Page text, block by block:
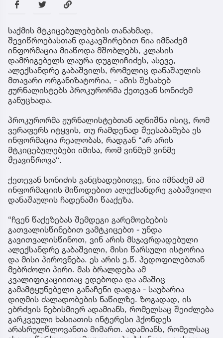
საქმის მტკიცებულებების თანახმად,
შევიწროებასთან დაკავშირებით ნია იმნაძემ
ინფორმაცია მიაწოდა მშობლებს, კლასის
დამრიგებელს ლაურა დუგლიჩიძეს, ასევე,
ალექსანდრე გაბაშვილს, რომელიც დანაშაულის
მთავარი ორგანიზატორია, - ამის შესახებ
ჟურნალისტებს პროკურორმა ქეთევან სონიძემ
განუცხადა.
პროკურორმა ჟურნალისტებთან აღნიშნა ისიც, რომ
ვერაფერს იტყვის, თუ რამდენად შეესაბამება ეს
ინფორმაცია რეალობას, რადგან “არ არის
მტკიცებულებები იმისა, რომ ვინმემ ვინმე
შეავიწროვა“.
ქეთევან სონიძის განცხადებითვე, ნია იმნაძემ ამ
ინფორმაციის მიწოდებით ალექსანდრე გაბაშვილი
დანაშაულის ჩადენაში წააქეზა.